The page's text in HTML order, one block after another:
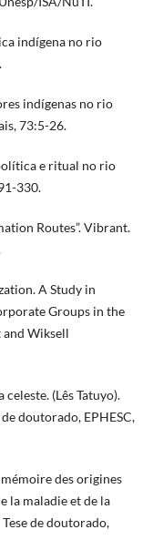
indígena no rio
indígenas no rio
73:5-26.
e ritual no rio
330.
Routes”. Vibrant.
A Study in
Groups in the
Wiksell
(Lês Tatuyo).
doutorado, EPHESC,
des origines
la maladie et de la
de doutorado,